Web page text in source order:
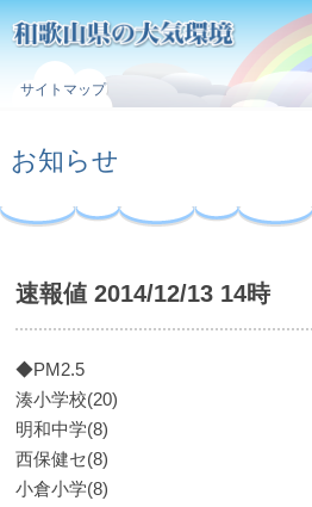
サイトマップ
お知らせ
速報値 2014/12/13 14時
◆PM2.5
湊小学校(20)
明和中学(8)
西保健セ(8)
小倉小学(8)